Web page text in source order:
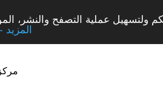
ولتسهيل عملية التصفح والنشر،
More info - المزيد